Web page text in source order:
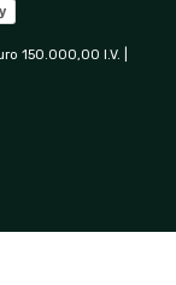
150.000,00 I.V. |